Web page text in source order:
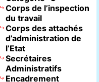
Corps de l’inspection
du travail
Corps des attachés
d’administration de
l’Etat
Secrétaires
Administratifs
Encadrement